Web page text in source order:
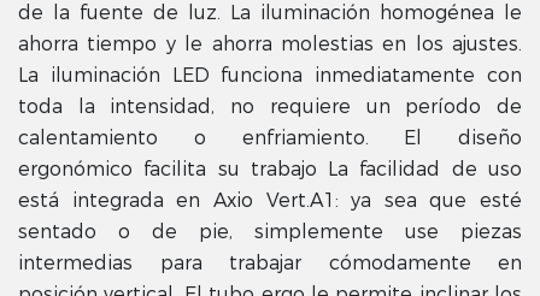
de la fuente de luz. La iluminación homogénea le
ahorra tiempo y le ahorra molestias en los ajustes.
La iluminación LED funciona inmediatamente con
toda la intensidad, no requiere un período de
calentamiento o enfriamiento. El diseño
ergonómico facilita su trabajo La facilidad de uso
está integrada en Axio Vert.A1: ya sea que esté
sentado o de pie, simplemente use piezas
intermedias para trabajar cómodamente en